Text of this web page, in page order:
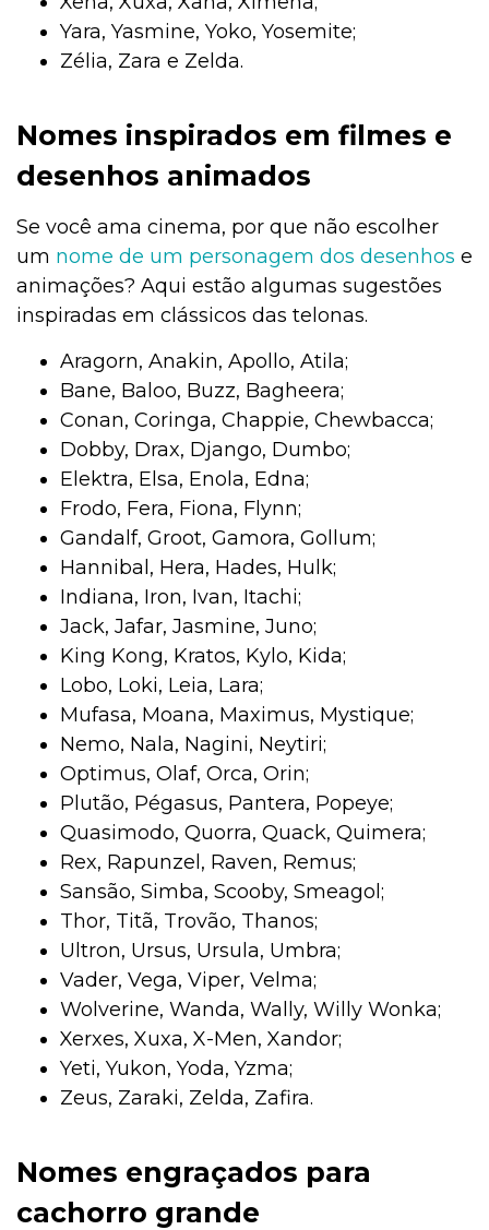
Yara, Yasmine, Yoko, Yosemite;
Zélia, Zara e Zelda.
Nomes inspirados em filmes e
desenhos animados
Se você ama cinema, por que não escolher
um nome de um personagem dos desenhos e
animações? Aqui estão algumas sugestões
inspiradas em clássicos das telonas.
Aragorn, Anakin, Apollo, Atila;
Bane, Baloo, Buzz, Bagheera;
Conan, Coringa, Chappie, Chewbacca;
Dobby, Drax, Django, Dumbo;
Elektra, Elsa, Enola, Edna;
Frodo, Fera, Fiona, Flynn;
Gandalf, Groot, Gamora, Gollum;
Hannibal, Hera, Hades, Hulk;
Indiana, Iron, Ivan, Itachi;
Jack, Jafar, Jasmine, Juno;
King Kong, Kratos, Kylo, Kida;
Lobo, Loki, Leia, Lara;
Mufasa, Moana, Maximus, Mystique;
Nemo, Nala, Nagini, Neytiri;
Optimus, Olaf, Orca, Orin;
Plutão, Pégasus, Pantera, Popeye;
Quasimodo, Quorra, Quack, Quimera;
Rex, Rapunzel, Raven, Remus;
Sansão, Simba, Scooby, Smeagol;
Thor, Titã, Trovão, Thanos;
Ultron, Ursus, Ursula, Umbra;
Vader, Vega, Viper, Velma;
Wolverine, Wanda, Wally, Willy Wonka;
Xerxes, Xuxa, X-Men, Xandor;
Yeti, Yukon, Yoda, Yzma;
Zeus, Zaraki, Zelda, Zafira.
Nomes engraçados para
cachorro grande